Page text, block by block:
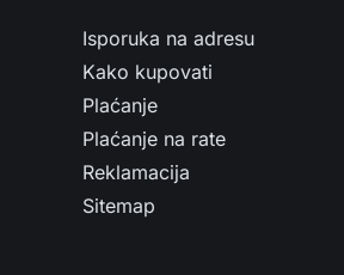
Isporuka na adresu
Kako kupovati
Plaćanje
Plaćanje na rate
Reklamacija
Sitemap